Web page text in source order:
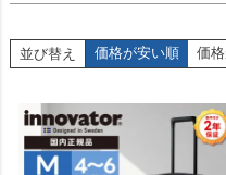
並び替え 価格が安い順 価